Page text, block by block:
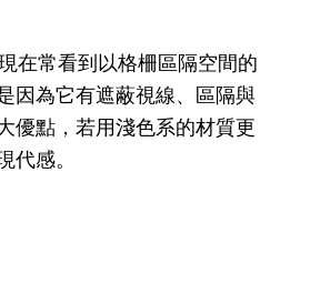
在常看到以格柵區隔空間的
因為它有遮蔽視線、區隔與
優點，若用淺色系的材質更
代感。